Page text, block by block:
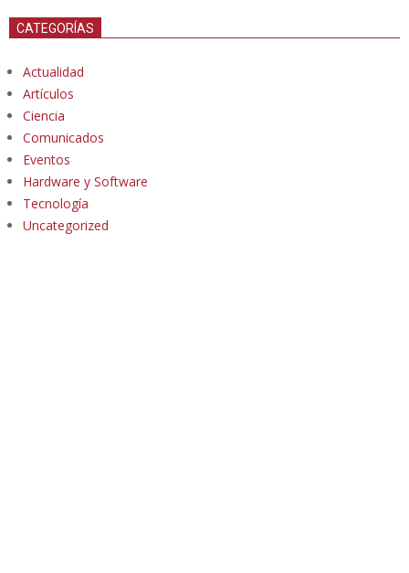
CATEGORÍAS
Actualidad
Artículos
Ciencia
Comunicados
Eventos
Hardware y Software
Tecnología
Uncategorized